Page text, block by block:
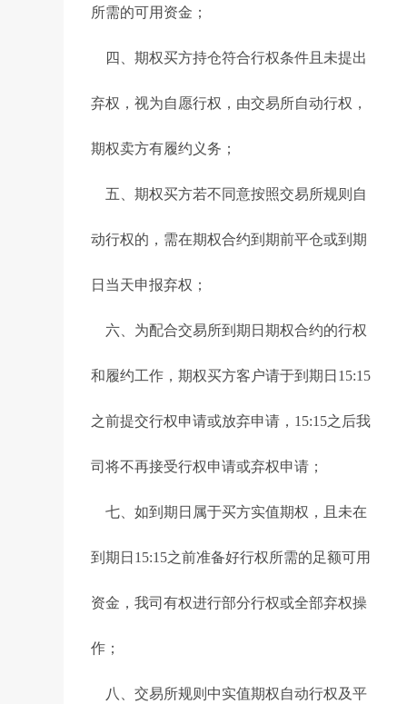
所需的可用资金；
四、期权买方持仓符合行权条件且未提出
弃权，视为自愿行权，由交易所自动行权，
期权卖方有履约义务；
五、期权买方若不同意按照交易所规则自
动行权的，需在期权合约到期前平仓或到期
日当天申报弃权；
六、为配合交易所到期日期权合约的行权
和履约工作，期权买方客户请于到期日15:15
之前提交行权申请或放弃申请，15:15之后我
司将不再接受行权申请或弃权申请；
七、如到期日属于买方实值期权，且未在
到期日15:15之前准备好行权所需的足额可用
资金，我司有权进行部分行权或全部弃权操
作；
八、交易所规则中实值期权自动行权及平